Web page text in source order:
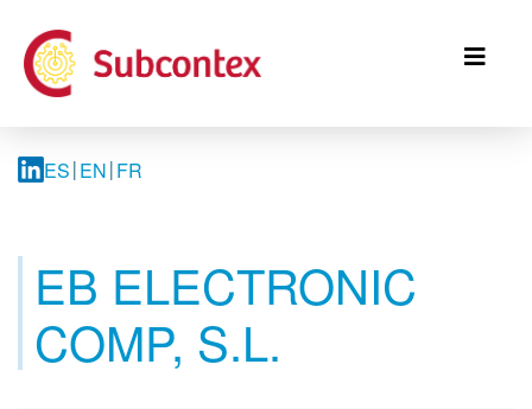
contenu
principal
ES EN FR
EB ELECTRONIC
COMP, S.L.